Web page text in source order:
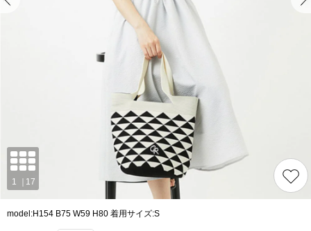
model:H154 B75 W59 H80 着用サイズ:S